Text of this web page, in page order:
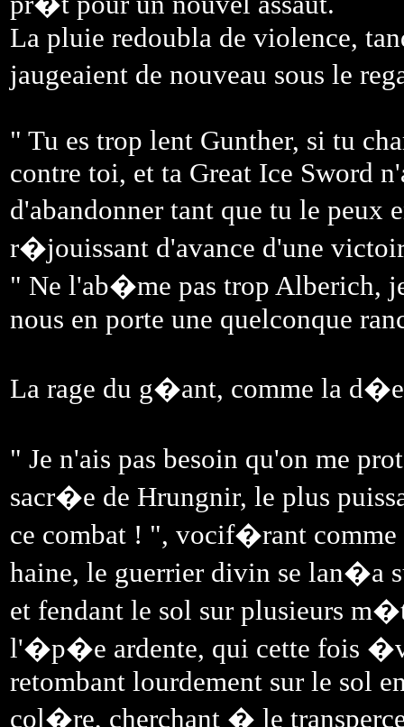
La pluie redoubla de violence,
jaugeaient de nouveau sous le
" Tu es trop lent Gunther, si tu
contre toi, et ta Great Ice Sword
d'abandonner tant que tu le
r�jouissant d'avance d'une
" Ne l'ab�me pas trop Alberich,
nous en porte une quelconque
La rage du g�ant, comme la
" Je n'ais pas besoin qu'on me
sacr�e de Hrungnir, le plus
ce combat ! ", vocif�rant
haine, le guerrier divin se lan�a
et fendant le sol sur plusieurs
l'�p�e ardente, qui cette fois
retombant lourdement sur le sol
col�re, cherchant � le